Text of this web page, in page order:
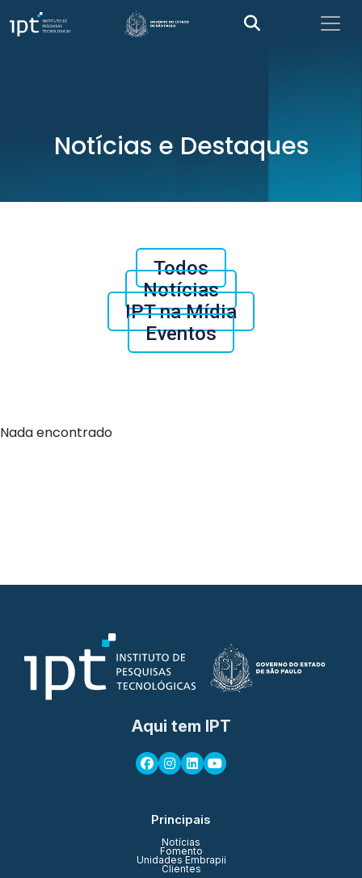
Notícias e Destaques
Todos
Notícias
IPT na Mídia
Eventos
Nada encontrado
Aqui tem IPT
Principais
Notícias
Fomento
Unidades Embrapii
Clientes